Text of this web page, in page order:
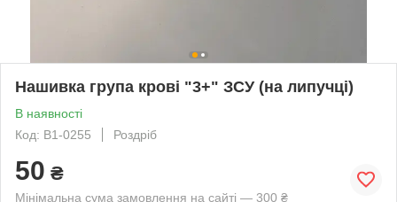
Нашивка група крові "3+" ЗСУ (на липучці)
В наявності
Код: В1-0255
Роздріб
50 ₴
Мінімальна сума замовлення на сайті — 300 ₴